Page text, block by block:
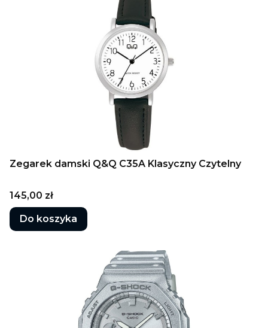
Zegarek damski Q&Q C35A Klasyczny Czytelny
Cena
145,00 zł
Do koszyka